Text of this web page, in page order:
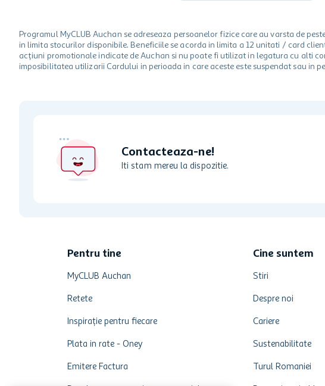
Programul MyCLUB Auchan se adreseaza persoanelor fizice care au varsta de
in limita stocurilor disponibile. Beneficiile se acorda in limita a 12 unitati / card
acțiuni promotionale indicate de Auchan si nu poate fi utilizat in legatura cu alti
imposibilitatea utilizarii Cardului in perioada in care aceste este suspendat sau in
Contacteaza-ne!
Iti stam mereu la dispozitie.
Pentru tine
MyCLUB Auchan
Retete
Inspirație pentru fiecare
Plata in rate - Oney
Emitere Factura
Cine suntem
Stiri
Despre noi
Cariere
Sustenabilitate
Turul Romaniei